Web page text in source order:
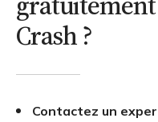
Crash ?
Contactez un